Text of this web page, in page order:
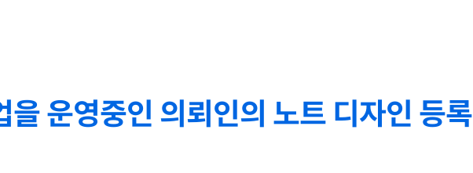
운영중인 의뢰인의 노트 디자인 등록